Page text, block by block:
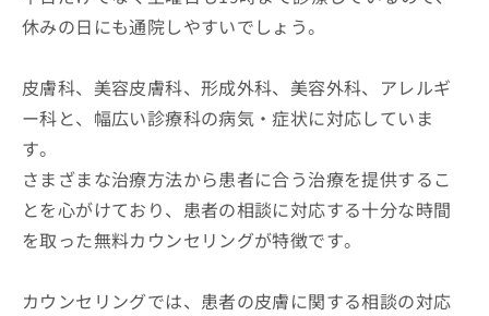
休みの日にも通院しやすいでしょう。
皮膚科、美容皮膚科、形成外科、美容外科、アレルギ
ー科と、幅広い診療科の病気・症状に対応していま
す。
さまざまな治療方法から患者に合う治療を提供するこ
とを心がけており、患者の相談に対応する十分な時間
を取った無料カウンセリングが特徴です。
カウンセリングでは、患者の皮膚に関する相談の対応